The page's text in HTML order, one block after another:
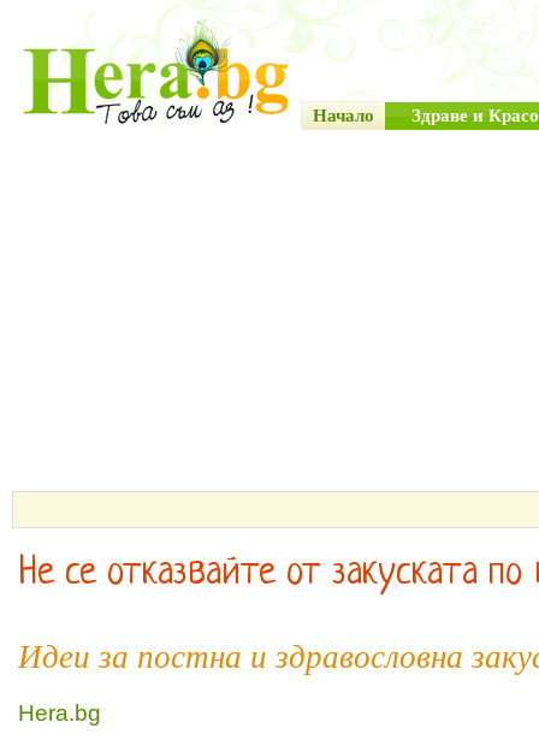
Начало Здраве и
Не се отказвайте от закуската
Идеи за постна и здравословна
Hera.bg